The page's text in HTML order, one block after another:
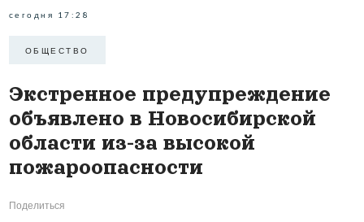
сегодня 17:28
ОБЩЕСТВО
Экстренное предупреждение
объявлено в Новосибирской
области из-за высокой
пожароопасности
Поделиться